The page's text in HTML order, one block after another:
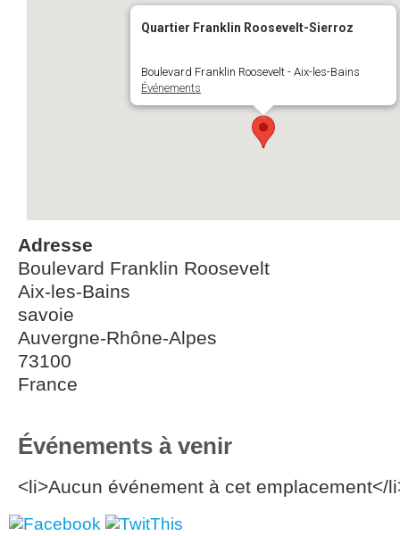
Quartier Franklin Roosevelt-Sierroz
Boulevard Franklin Roosevelt - Aix-les-Bains
Événements
Adresse
Boulevard Franklin Roosevelt
Aix-les-Bains
savoie
Auvergne-Rhône-Alpes
73100
France
Événements à venir
<li>Aucun événement à cet emplacement</